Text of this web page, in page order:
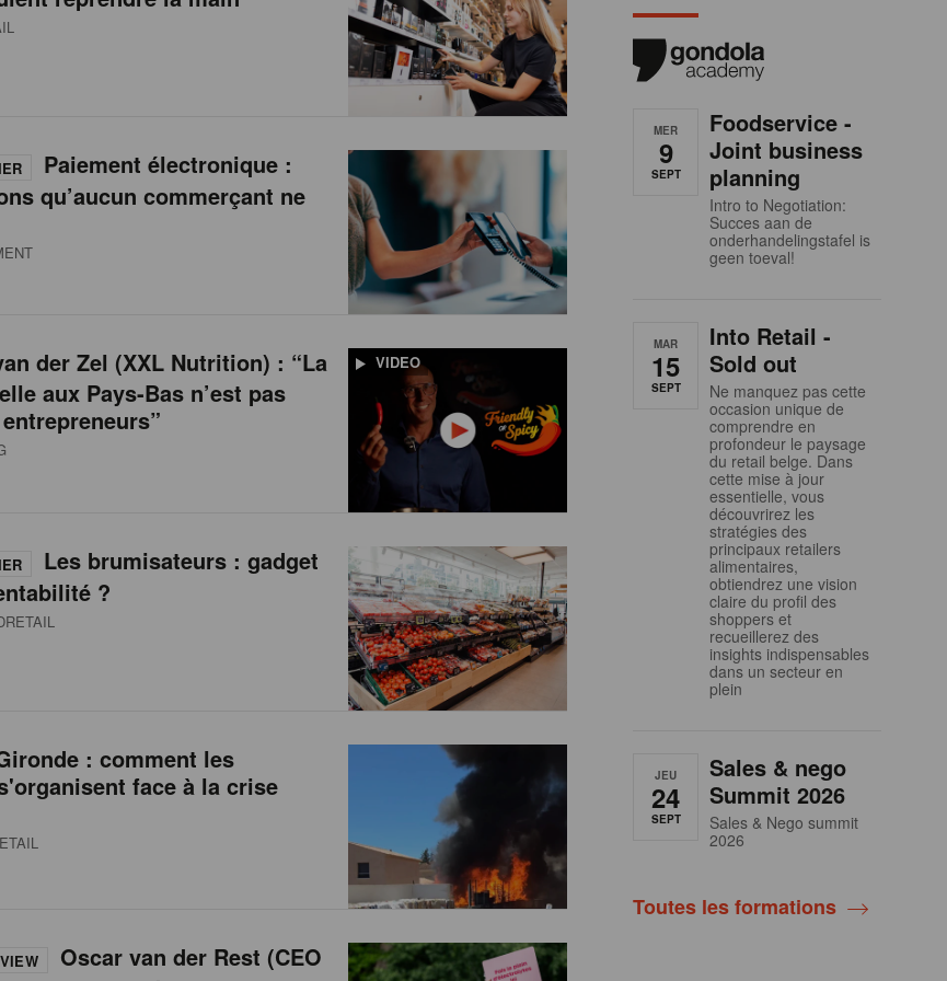
Paiement électronique :
qu’aucun commerçant ne
VIDEO
der Zel (XXL Nutrition) : “La
aux Pays-Bas n’est pas
Les brumisateurs : gadget
?
: comment les
face à la crise
Oscar van der Rest (CEO
MER
9
SEPT
Foodservice -
Joint business
planning
Intro to Negotiation:
Succes aan de
onderhandelingstafel is
geen toeval!
MAR
15
SEPT
Into Retail -
Sold out
Ne manquez pas cette
occasion unique de
comprendre en
profondeur le paysage
du retail belge. Dans
cette mise à jour
essentielle, vous
découvrirez les
stratégies des
principaux retailers
alimentaires,
obtiendrez une vision
claire du profil des
shoppers et
recueillerez des
insights indispensables
dans un secteur en
plein
JEU
24
SEPT
Sales & nego
Summit 2026
Sales & Nego summit
2026
Toutes les formations